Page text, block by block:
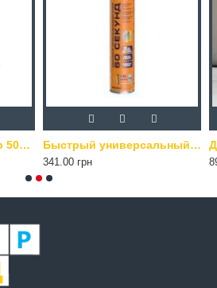
Remmers Pur Aqua Top 500 2K M – шелковисто-матовый полиуретановый лак 1 кг прозрачний Быстрый универсальный пено-клей 60 секунд GUN Tytan Professional, 750 мл желтый
341.00 грн